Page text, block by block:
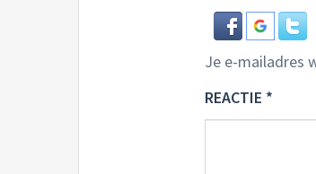
Je e-mailadres
REACTIE *